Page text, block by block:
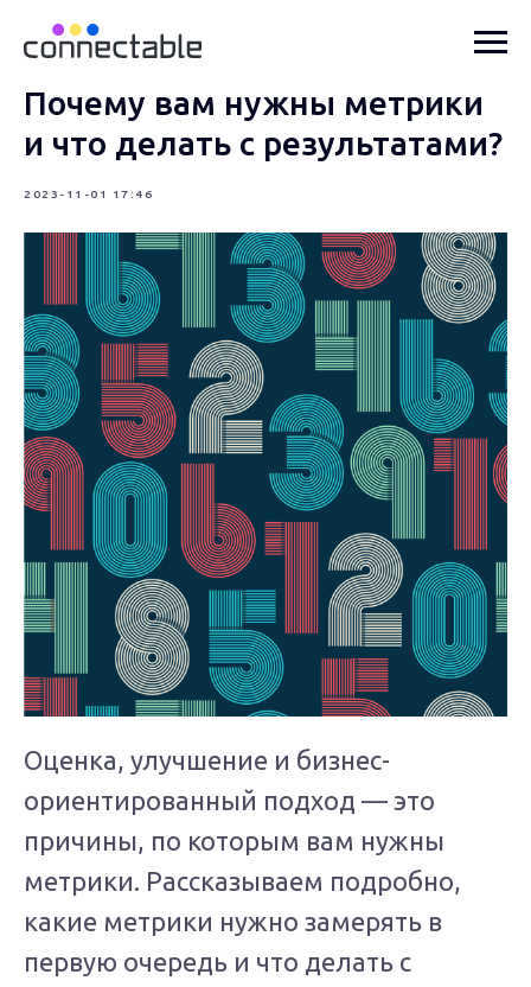
Почему вам нужны метрики
и что делать с результатами?
2023-11-01 17:46
Оценка, улучшение и бизнес-
ориентированный подход — это
причины, по которым вам нужны
метрики. Рассказываем подробно,
какие метрики нужно замерять в
первую очередь и что делать с